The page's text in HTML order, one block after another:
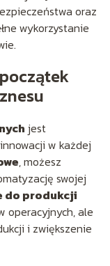
oraz
wykorzystanie
jest
w każdej
, możesz
swojej
do produkcji
operacyjnych, ale
i zwiększenie